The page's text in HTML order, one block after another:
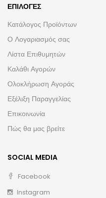
ΕΠΙΛΟΓΈΣ
Κατάλογος Προϊόντων
Ο Λογαριασμός σας
Λίστα Επιθυμητών
Καλάθι Αγορών
Ολοκλήρωση Αγοράς
Εξέλιξη Παραγγελίας
Επικοινωνία
Πώς θα μας βρείτε
SOCIAL MEDIA
Facebook
Instagram